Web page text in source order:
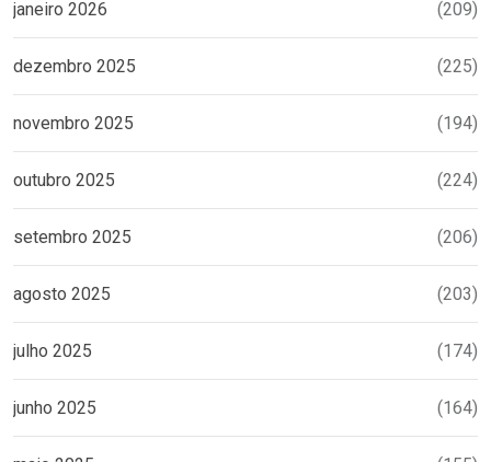
janeiro 2026 (209)
dezembro 2025 (225)
novembro 2025 (194)
outubro 2025 (224)
setembro 2025 (206)
agosto 2025 (203)
julho 2025 (174)
junho 2025 (164)